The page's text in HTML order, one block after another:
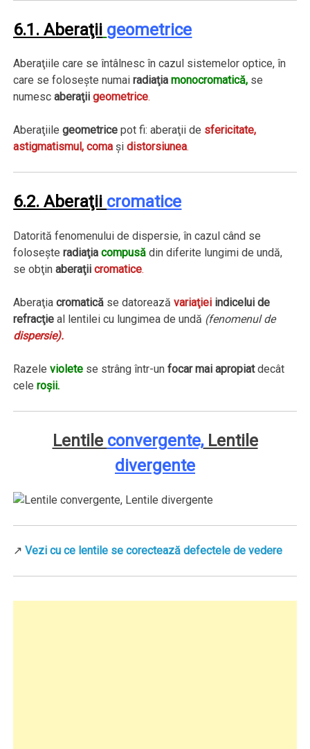
6.1.Aberaţii geometrice
Aberaţiile care se întâlnesc în cazul sistemelor optice, în
care se foloseşte numairadiaţiamonocromatică, se
numescaberaţiigeometrice.
Aberaţiilegeometrice pot fi: aberaţii de sfericitate,
astigmatismul, coma şi distorsiunea.
6.2. Aberaţii cromatice
Datorită fenomenului de dispersie, în cazul când se
foloseşteradiaţiacompusă din diferite lungimi de undă,
se obţinaberaţiicromatice.
Aberaţiacromatică se datoreazăvariaţiei indicelui de
refracţie al lentilei cu lungimea de undă (fenomenul de
dispersie).
Razeleviolete se strâng într-unfocar mai apropiatdecât
celeroşii.
Lentile convergente,Lentile
divergente
↗Vezi cu ce lentile se corectează defectele de vedere